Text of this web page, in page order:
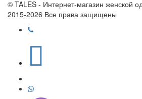
© TALES - Интернет-магазин женской
2015-2026 Все права защищены